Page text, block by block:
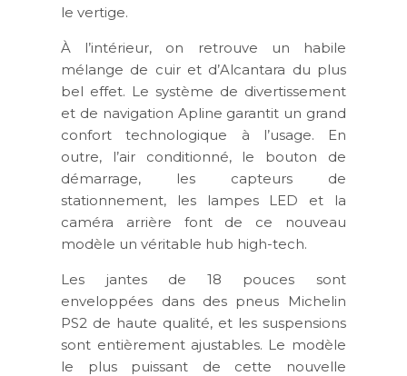
le vertige.
À l’intérieur, on retrouve un habile
mélange de cuir et d’Alcantara du plus
bel effet. Le système de divertissement
et de navigation Apline garantit un grand
confort technologique à l’usage. En
outre, l’air conditionné, le bouton de
démarrage, les capteurs de
stationnement, les lampes LED et la
caméra arrière font de ce nouveau
modèle un véritable hub high-tech.
Les jantes de 18 pouces sont
enveloppées dans des pneus Michelin
PS2 de haute qualité, et les suspensions
sont entièrement ajustables. Le modèle
le plus puissant de cette nouvelle